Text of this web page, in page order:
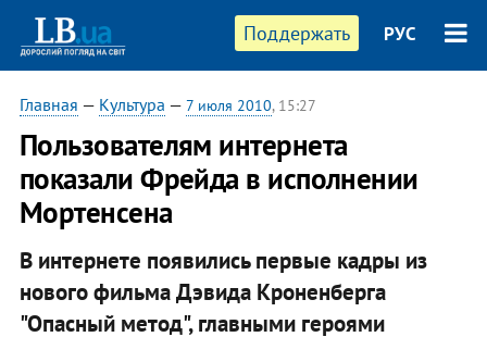
Поддержать РУС
Главная — Культура — 7 июля 2010, 15:27
Пользователям интернета
показали Фрейда в исполнении
Мортенсена
В интернете появились первые кадры из
нового фильма Дэвида Кроненберга
"Опасный метод", главными героями